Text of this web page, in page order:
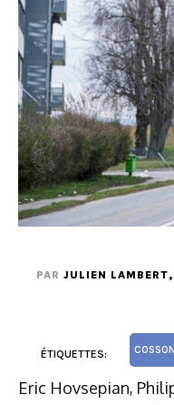
PAR JULIEN LAMBERT
ÉTIQUETTES:
Eric Hovsepian,